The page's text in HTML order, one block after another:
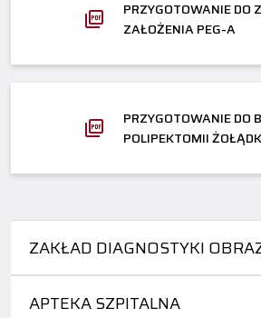
ZAKŁAD DIAGNOSTYKI
APTEKA SZPITALNA
PRZYGOTOWANIE DO
ZAŁOŻENIA PEG-A
PRZYGOTOWANIE DO
POLIPEKTOMII